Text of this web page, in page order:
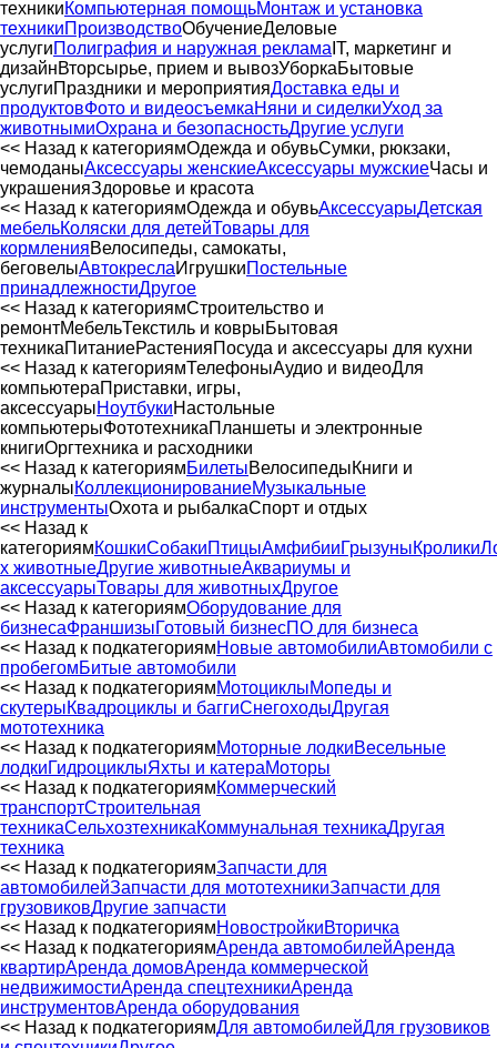
техникиКомпьютерная помощьМонтаж и установка
техникиПроизводствоОбучениеДеловые
услугиПолиграфия и наружная реклама IT, маркетинг и
дизайнВторсырье, прием и вывозУборкаБытовые
услугиПраздники и мероприятияДоставка еды и
продуктовФото и видеосъемкаНяни и сиделкиУход за
животнымиОхрана и безопасностьДругие услуги
<< Назад к категориямОдежда и обувьСумки, рюкзаки,
чемоданыАксессуары женскиеАксессуары мужскиеЧасы и
украшенияЗдоровье и красота
<< Назад к категориямОдежда и обувьАксессуарыДетская
мебельКоляски для детейТовары для
кормленияВелосипеды, самокаты,
беговелыАвтокреслаИгрушкиПостельные
принадлежностиДругое
<< Назад к категориямСтроительство и
ремонтМебельТекстиль и коврыБытовая
техникаПитаниеРастенияПосуда и аксессуары для кухни
<< Назад к категориямТелефоныАудио и видеоДля
компьютераПриставки, игры,
аксессуарыНоутбукиНастольные
компьютерыФототехникаПланшеты и электронные
книгиОргтехника и расходники
<< Назад к категориямБилетыВелосипедыКниги и
журналыКоллекционированиеМузыкальные
инструментыОхота и рыбалкаСпорт и отдых
<< Назад к
категориямКошкиСобакиПтицыАмфибииГрызуныКролики
х животныеДругие животныеАквариумы и
аксессуарыТовары для животныхДругое
<< Назад к категориямОборудование для
бизнесаФраншизыГотовый бизнесПО для бизнеса
<< Назад к подкатегориямНовые автомобилиАвтомобили с
пробегомБитые автомобили
<< Назад к подкатегориямМотоциклыМопеды и
скутерыКвадроциклы и баггиСнегоходыДругая
мототехника
<< Назад к подкатегориямМоторные лодкиВесельные
лодкиГидроциклыЯхты и катераМоторы
<< Назад к подкатегориямКоммерческий
транспортСтроительная
техникаСельхозтехникаКоммунальная техникаДругая
техника
<< Назад к подкатегориямЗапчасти для
автомобилейЗапчасти для мототехникиЗапчасти для
грузовиковДругие запчасти
<< Назад к подкатегориямНовостройкиВторичка
<< Назад к подкатегориямАренда автомобилейАренда
квартирАренда домовАренда коммерческой
недвижимостиАренда спецтехникиАренда
инструментовАренда оборудования
<< Назад к подкатегориямДля автомобилейДля грузовиков